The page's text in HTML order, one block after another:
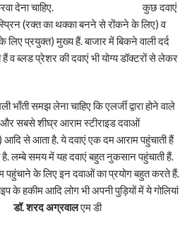
नष्ट करवा देना चाहिए. कुछ दवाएं
(रक्त का थक्का बनने से रोंकने के लिए) व
लिए प्रयुक्त) मुख्य हैं. बाजार में बिकने वाली दर्द
हैं व ब्लड प्रेशर की दवाएं भी योग्य डॉक्टरों से लेकर
भाँती समझ लेना चाहिए कि एलर्जी द्वारा होने वाले
सबसे शीघ्र आराम स्टीराइड दवाओं
से आता है. ये दवाएं एक दम आराम पहुंचाती हैं
लम्बे समय में यह दवाएं बहुत नुकसान पहुंचाती हैं.
पहुंचाने के लिए इन दवाओं का प्रयोग बहुत करते हैं.
के हकीम आदि लोग भी अपनी पुड़ियों में ये गोलियां
डॉ. शरद अग्रवालएम डी